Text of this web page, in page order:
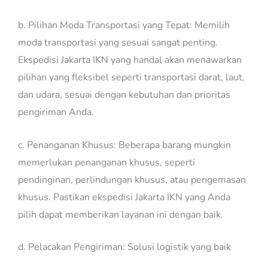
b. Pilihan Moda Transportasi yang Tepat: Memilih
moda transportasi yang sesuai sangat penting.
Ekspedisi Jakarta IKN yang handal akan menawarkan
pilihan yang fleksibel seperti transportasi darat, laut,
dan udara, sesuai dengan kebutuhan dan prioritas
pengiriman Anda.
c. Penanganan Khusus: Beberapa barang mungkin
memerlukan penanganan khusus, seperti
pendinginan, perlindungan khusus, atau pengemasan
khusus. Pastikan ekspedisi Jakarta IKN yang Anda
pilih dapat memberikan layanan ini dengan baik.
d. Pelacakan Pengiriman: Solusi logistik yang baik